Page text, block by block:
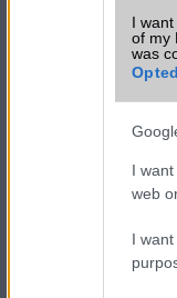
I
of my
was
I
web
I